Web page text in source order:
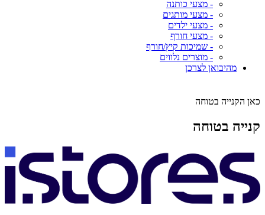
- מצעי כותנה
- מצעי מותגים
- מצעי ילדים
- מצעי חורף
- שמיכות קיץ/חורף
- מוצרים נלווים
מהיבואן לצרכן
כאן הקנייה בטוחה
קנייה בטוחה